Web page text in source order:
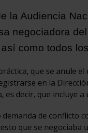
la Audiencia
negociadora
como todos
que se anule
en la
decir, que incluye a
de conflicto
que se negociaba